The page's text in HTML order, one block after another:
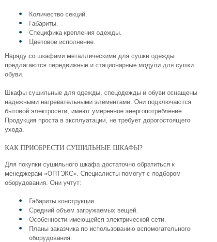
Количество секций.
Габариты.
Специфика крепления одежды.
Цветовое исполнение.
Наряду со шкафами металлическими для сушки одежды
предлагаются передвижные и стационарные модули для сушки
обуви.
Шкафы сушильные для одежды, спецодежды и обуви оснащены
надежными нагревательными элементами. Они подключаются
бытовой электросети, имеют умеренное энергопотребление.
Продукция проста в эксплуатации, не требует дорогостоящего
ухода.
КАК ПРИОБРЕСТИ СУШИЛЬНЫЕ ШКАФЫ?
Для покупки сушильного шкафа достаточно обратиться к
менеджерам «ОПТЭКС». Специалисты помогут с подбором
оборудования. Они учтут:
Габариты конструкции.
Средний объем загружаемых вещей.
Особенности имеющейся электрической сети.
Планы заказчика по использованию вспомогательного
оборудования.